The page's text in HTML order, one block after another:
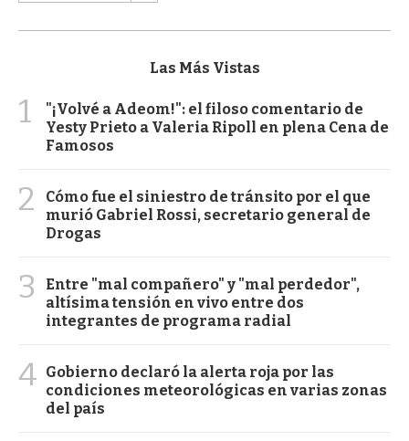
Las Más Vistas
1
"¡Volvé a Adeom!": el filoso comentario de
Yesty Prieto a Valeria Ripoll en plena Cena de
Famosos
2
Cómo fue el siniestro de tránsito por el que
murió Gabriel Rossi, secretario general de
Drogas
3
Entre "mal compañero" y "mal perdedor",
altísima tensión en vivo entre dos
integrantes de programa radial
4 Gobierno declaró la alerta roja por las
condiciones meteorológicas en varias zonas
del país